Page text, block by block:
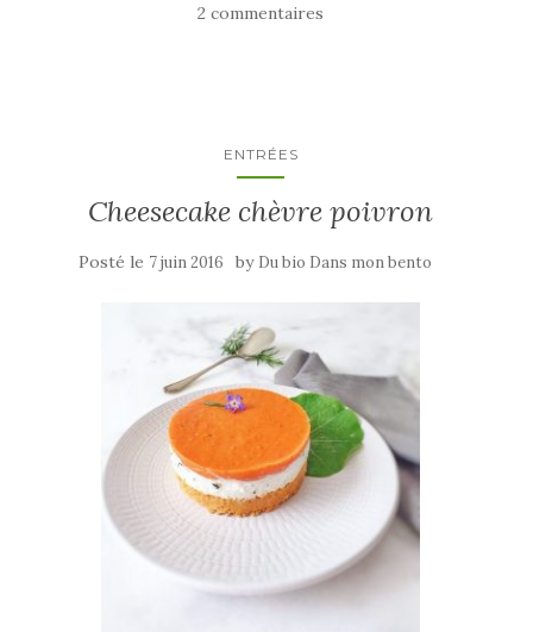
2 commentaires
ENTRÉES
Cheesecake chèvre poivron
Posté le 7 juin 2016 by Du bio Dans mon bento